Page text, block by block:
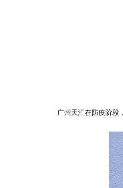
广州天汇在防疫阶段